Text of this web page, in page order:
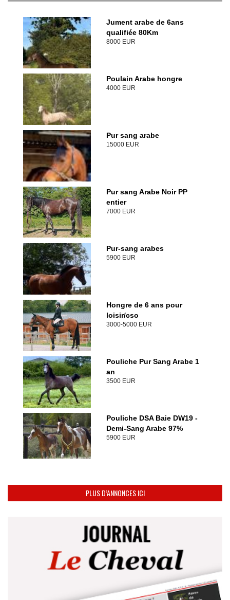
Jument arabe de 6ans
qualifiée 80Km
8000 EUR
Poulain Arabe hongre
4000 EUR
Pur sang arabe
15000 EUR
Pur sang Arabe Noir PP
entier
7000 EUR
Pur-sang arabes
5900 EUR
Hongre de 6 ans pour
loisir/cso
3000-5000 EUR
Pouliche Pur Sang Arabe 1
an
3500 EUR
Pouliche DSA Baie DW19 -
Demi-Sang Arabe 97%
5900 EUR
PLUS D’ANNONCES ICI